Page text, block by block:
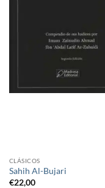
CLÁSICOS
Sahih Al-Bujari
€22,00